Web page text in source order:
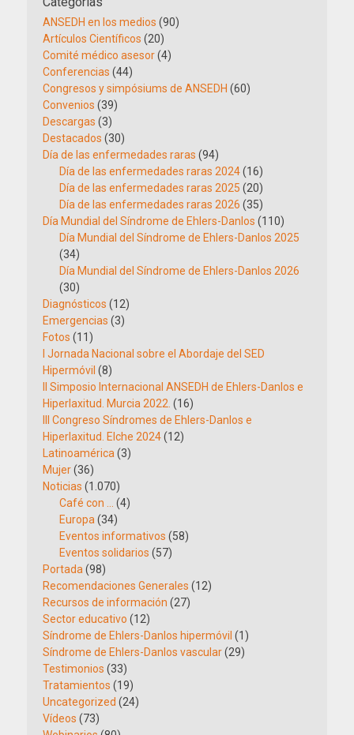
ANSEDH en los medios (90)
Artículos Científicos (20)
Comité médico asesor(4)
Conferencias (44)
Congresos y simpósiums de ANSEDH (60)
Convenios (39)
Descargas (3)
Destacados (30)
Día de las enfermedades raras (94)
Día de las enfermedades raras 2024(16)
Día de las enfermedades raras 2025 (20)
Día de las enfermedades raras 2026 (35)
Día Mundial del Síndrome de Ehlers-Danlos (110)
Día Mundial del Síndrome de Ehlers-Danlos 2025
(34)
Día Mundial del Síndrome de Ehlers-Danlos 2026
(30)
Diagnósticos (12)
Emergencias (3)
Fotos (11)
I Jornada Nacional sobre el Abordaje del SED
Hipermóvil (8)
II Simposio Internacional ANSEDH de Ehlers-Danlos e
Hiperlaxitud. Murcia 2022. (16)
III Congreso Síndromes de Ehlers-Danlos e
Hiperlaxitud. Elche 2024(12)
Latinoamérica (3)
Mujer(36)
Noticias (1.070)
Café con …
(4)
Europa (34)
Eventos informativos (58)
Eventos solidarios (57)
Portada (98)
Recomendaciones Generales (12)
Recursos de información (27)
Sector educativo (12)
Síndrome de Ehlers-Danlos hipermóvil (1)
Síndrome de Ehlers-Danlos vascular(29)
Testimonios (33)
Tratamientos (19)
Uncategorized (24)
Vídeos (73)